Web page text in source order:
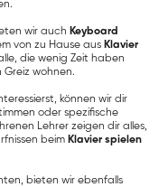
wir auch Keyboard
von zu Hause aus Klavier
die wenig Zeit haben
Greiz wohnen.
können wir dir
oder spezifische
Lehrer zeigen dir alles,
beim Klavier spielen
bieten wir ebenfalls